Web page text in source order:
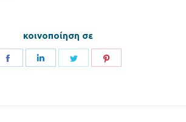
κοινοποίηση σε
Share
Share